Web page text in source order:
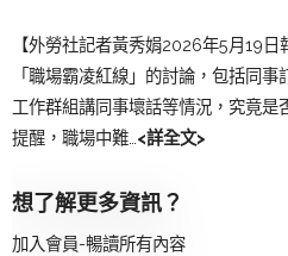
【外勞社記者黃秀娟2026年5月19
「職場霸凌紅線」的討論，包括同
工作群組講同事壞話等情況，究竟是
提醒，職場中難…<詳全文>
想了解更多資訊？
加入會員-暢讀所有內容